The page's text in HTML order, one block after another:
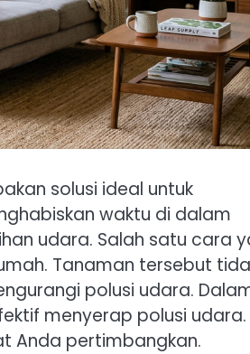
solusi ideal untuk
waktu di dalam
udara. Salah satu cara
Tanaman tersebut
polusi udara.
menyerap polusi udara.
Anda pertimbangkan.